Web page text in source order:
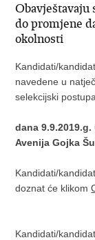
Obavještavaju
do promjene
okolnosti
Kandidati/
navedene u
selekcijski
dana
Avenija Gojka
Kandidati/
doznat će klikom
Kandidati/